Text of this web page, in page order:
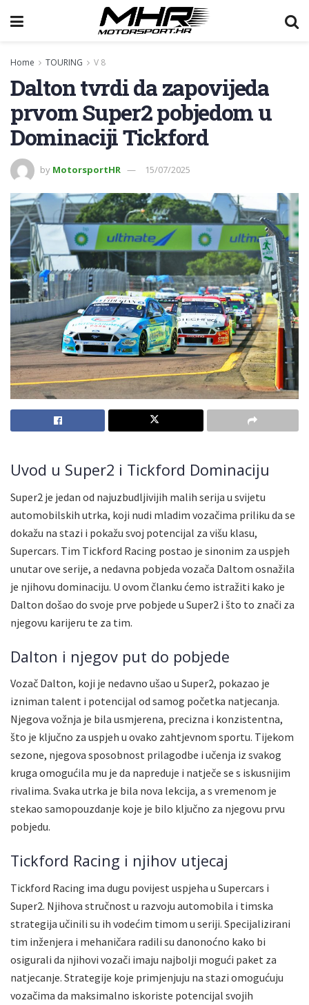
Home TOURING V 8
Dalton tvrdi da zapovijeda
prvom Super2 pobjedom u
Dominaciji Tickford
by MotorsportHR 15/07/2025
Uvod u Super2 i Tickford Dominaciju
Super2 je jedan od najuzbudljivijih malih serija u svijetu
automobilskih utrka, koji nudi mladim vozačima priliku da se
dokažu na stazi i pokažu svoj potencijal za višu klasu,
Supercars. Tim Tickford Racing postao je sinonim za uspjeh
unutar ove serije, a nedavna pobjeda vozača Daltom osnažila
je njihovu dominaciju. U ovom članku ćemo istražiti kako je
Dalton došao do svoje prve pobjede u Super2 i što to znači za
njegovu karijeru te za tim.
Dalton i njegov put do pobjede
Vozač Dalton, koji je nedavno ušao u Super2, pokazao je
izniman talent i potencijal od samog početka natjecanja.
Njegova vožnja je bila usmjerena, precizna i konzistentna,
što je ključno za uspjeh u ovako zahtjevnom sportu. Tijekom
sezone, njegova sposobnost prilagodbe i učenja iz svakog
kruga omogućila mu je da napreduje i natječe se s iskusnijim
rivalima. Svaka utrka je bila nova lekcija, a s vremenom je
stekao samopouzdanje koje je bilo ključno za njegovu prvu
pobjedu.
Tickford Racing i njihov utjecaj
Tickford Racing ima dugu povijest uspjeha u Supercars i
Super2. Njihova stručnost u razvoju automobila i timska
strategija učinili su ih vodećim timom u seriji. Specijalizirani
tim inženjera i mehaničara radili su danonoćno kako bi
osigurali da njihovi vozači imaju najbolji mogući paket za
natjecanje. Strategije koje primjenjuju na stazi omogućuju
vozačima da maksimalno iskoriste potencijal svojih